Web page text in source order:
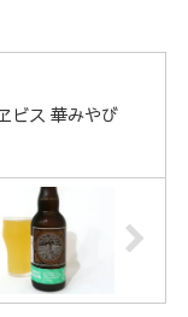
ビス 華みやび